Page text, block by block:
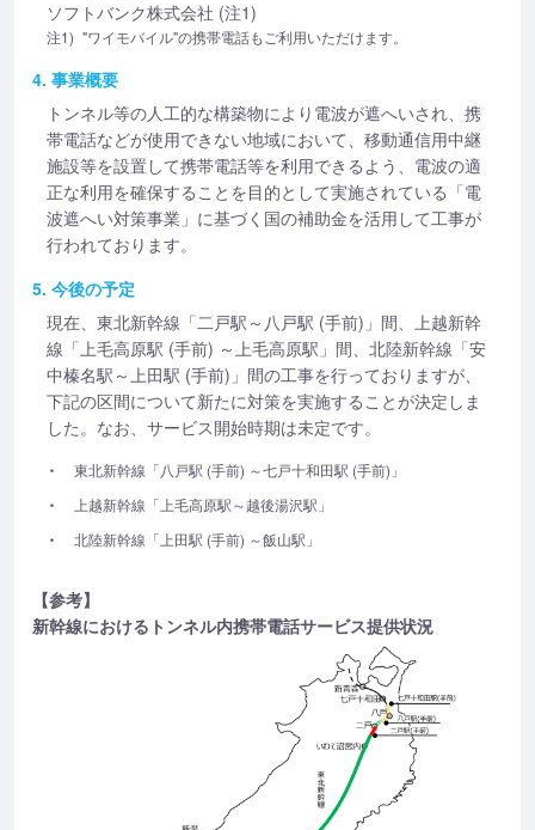
ソフトバンク株式会社 (注1)
注1) "ワイモバイル"の携帯電話もご利用いただけます。
4. 事業概要
トンネル等の人工的な構築物により電波が遮へいされ、携
帯電話などが使用できない地域において、移動通信用中継
施設等を設置して携帯電話等を利用できるよう、電波の適
正な利用を確保することを目的として実施されている「電
波遮へい対策事業」に基づく国の補助金を活用して工事が
行われております。
5. 今後の予定
現在、東北新幹線「二戸駅～八戸駅 (手前)」間、上越新幹
線「上毛高原駅 (手前) ～上毛高原駅」間、北陸新幹線「安
中榛名駅～上田駅 (手前)」間の工事を行っておりますが、
下記の区間について新たに対策を実施することが決定しま
した。なお、サービス開始時期は未定です。
東北新幹線「八戸駅 (手前) ～七戸十和田駅 (手前)」
上越新幹線「上毛高原駅～越後湯沢駅」
北陸新幹線「上田駅 (手前) ～飯山駅」
【参考】
新幹線におけるトンネル内携帯電話サービス提供状況